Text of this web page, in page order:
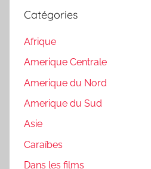
Catégories
Afrique
Amerique Centrale
Amerique du Nord
Amerique du Sud
Asie
Caraïbes
Dans les films